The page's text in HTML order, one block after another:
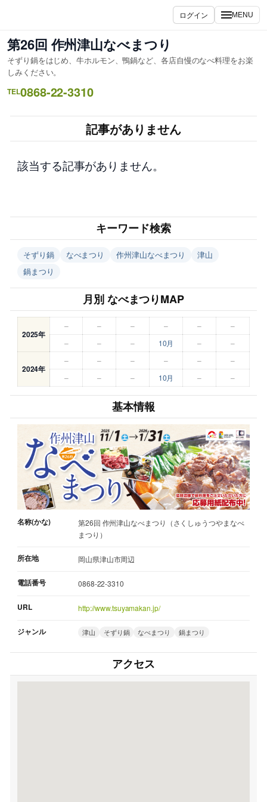
を
ス
キ
ッ
プ
ログイン MENU
第26回 作州津山なべまつり
そずり鍋をはじめ、牛ホルモン、鴨鍋など、各店自慢のなべ料理をお楽
しみください。
TEL0868-22-3310
記事がありません
該当する記事がありません。
キーワード検索
そずり鍋 なべまつり 作州津山なべまつり
津山
鍋まつり
月別 なべまつりMAP
2025年
– – – – –
–
–
– – 10月 – –
2024年
– – – – –
–
–
– – 10月 – –
基本情報
名称(かな)
第26回 作州津山なべまつり（さくしゅうつやまなべ
まつり）
所在地 岡山県津山市周辺
電話番号 0868-22-3310
URL http://www.tsuyamakan.jp/
ジャンル 津山 そずり鍋 なべまつり 鍋まつり
アクセス